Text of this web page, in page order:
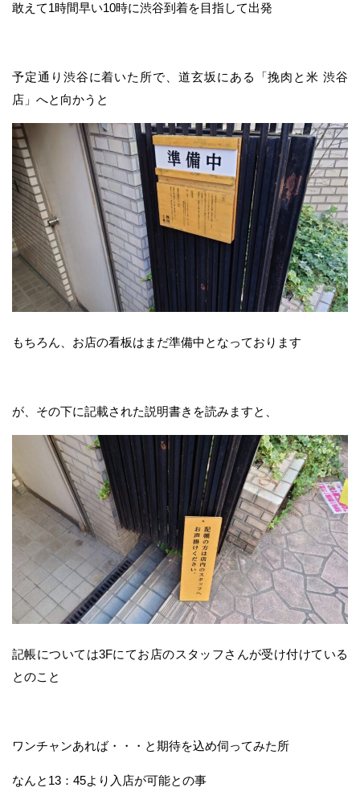
敢えて1時間早い10時に渋谷到着を目指して出発
予定通り渋谷に着いた所で、道玄坂にある「挽肉と米 渋谷
店」へと向かうと
もちろん、お店の看板はまだ準備中となっております
が、その下に記載された説明書きを読みますと、
記帳については3Fにてお店のスタッフさんが受け付けている
とのこと
ワンチャンあれば・・・と期待を込め伺ってみた所
なんと13：45より入店が可能との事